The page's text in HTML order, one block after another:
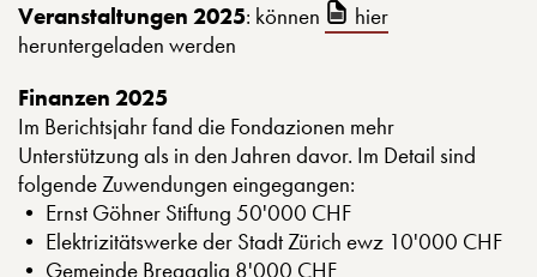
Veranstaltungen 2025: können
hier
heruntergeladen werden
Finanzen 2025
Im Berichtsjahr fand die Fondazionen mehr
Unterstützung als in den Jahren davor. Im Detail sind
folgende Zuwendungen eingegangen:
• Ernst Göhner Stiftung 50'000 CHF
• Elektrizitätswerke der Stadt Zürich ewz 10'000 CHF
• Gemeinde Bregaglia 8'000 CHF